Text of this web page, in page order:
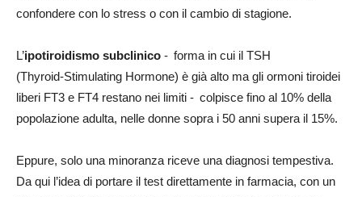
confondere con lo stress o con il cambio di stagione.
L’ipotiroidismo subclinico - forma in cui il TSH
(Thyroid‑Stimulating Hormone) è già alto ma gli ormoni tiroidei
liberi FT3 e FT4 restano nei limiti - colpisce fino al 10% della
popolazione adulta, nelle donne sopra i 50 anni supera il 15%.
Eppure, solo una minoranza riceve una diagnosi tempestiva.
Da qui l’idea di portare il test direttamente in farmacia, con un